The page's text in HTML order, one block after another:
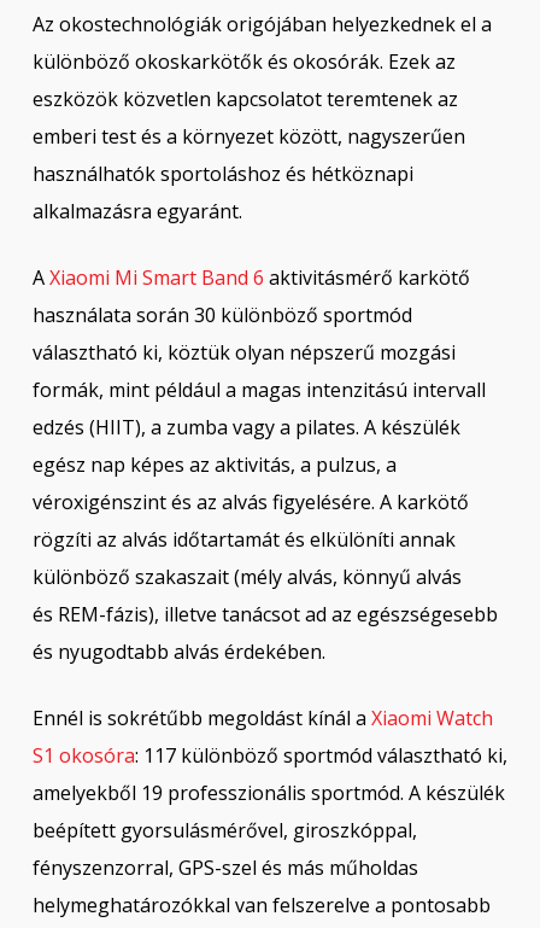
Az okostechnológiák origójában helyezkednek el a
különböző okoskarkötők és okosórák. Ezek az
eszközök közvetlen kapcsolatot teremtenek az
emberi test és a környezet között, nagyszerűen
használhatók sportoláshoz és hétköznapi
alkalmazásra egyaránt.
AXiaomi Mi Smart Band 6 aktivitásmérő karkötő
használata során 30 különböző sportmód
választható ki, köztük olyan népszerű mozgási
formák, mint például a magas intenzitású intervall
edzés (HIIT), a zumba vagy a pilates. A készülék
egész nap képes az aktivitás, a pulzus, a
véroxigénszint és az alvás figyelésére. A karkötő
rögzíti az alvás időtartamát és elkülöníti annak
különböző szakaszait (mély alvás, könnyű alvás
és REM-fázis), illetve tanácsot ad az egészségesebb
és nyugodtabb alvás érdekében.
Ennél is sokrétűbb megoldást kínál a Xiaomi Watch
S1 okosóra: 117 különböző sportmód választható ki,
amelyekből 19 professzionális sportmód. A készülék
beépített gyorsulásmérővel, giroszkóppal,
fényszenzorral, GPS-szel és más műholdas
helymeghatározókkal van felszerelve a pontosabb